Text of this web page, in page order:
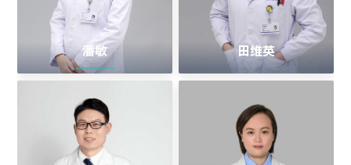
潘敏
> 成都市老年病质控中心专家 <
田维英